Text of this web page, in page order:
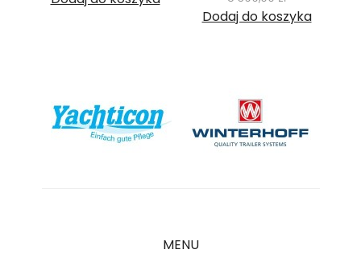
Dodaj do koszyka
MENU